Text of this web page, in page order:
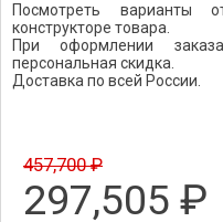
Посмотреть
конструкторе товара.
При оформлении
персональная скидка.
Доставка по всей России.
457,700 ₽
297,505 ₽